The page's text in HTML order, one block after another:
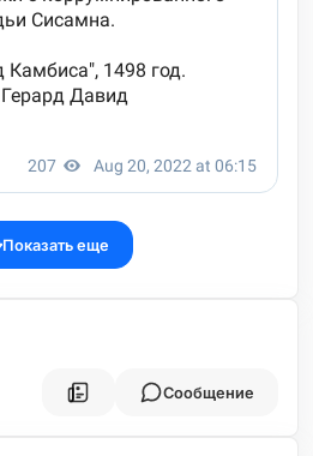
Показать еще
Сообщение